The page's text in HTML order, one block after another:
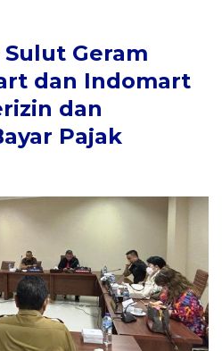
Geram
dan Indomart
dan
Pajak